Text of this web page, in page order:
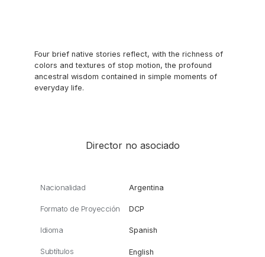
Four brief native stories reflect, with the richness of
colors and textures of stop motion, the profound
ancestral wisdom contained in simple moments of
everyday life.
Director no asociado
Nacionalidad Argentina
Formato de Proyección DCP
Idioma Spanish
Subtítulos English